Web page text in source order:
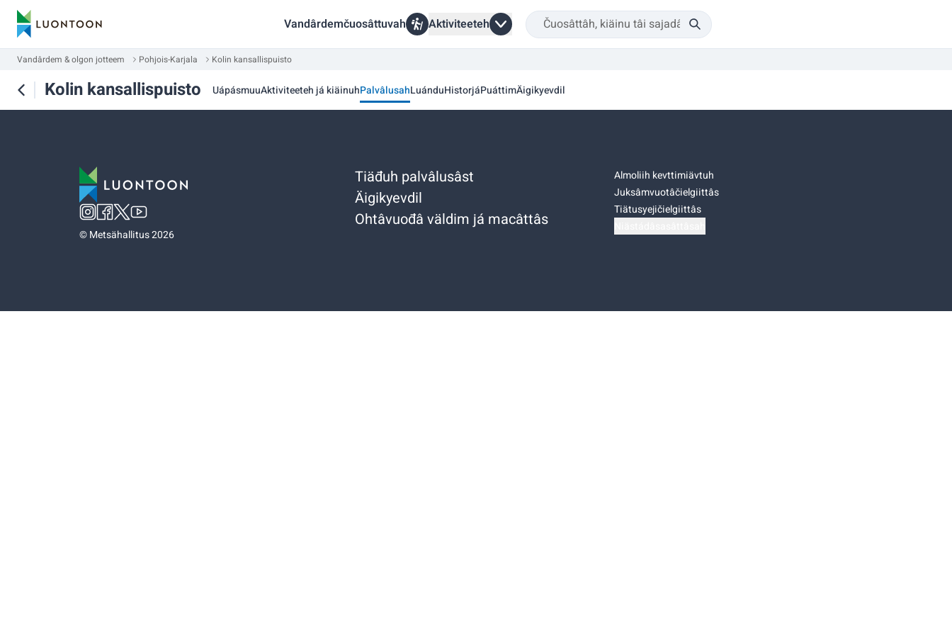
Vandârdemčuosâttuvah Aktiviteeteh
Vandârdem & olgon jotteem Pohjois-Karjala Kolin kansallispuisto
Kolin kansallispuisto UápásmuuAktiviteeteh já kiäinuhPalvâlusahLuánduHistorjáPuáttimÄigikyevdil
©Metsähallitus 2026
Tiäđuh palvâlusâst
Äigikyevdil
Ohtâvuođâ väldim já macâttâs
Almoliih kevttimiävtuh
Juksâmvuotâčielgiittâs
Tiätusyejičielgiittâs